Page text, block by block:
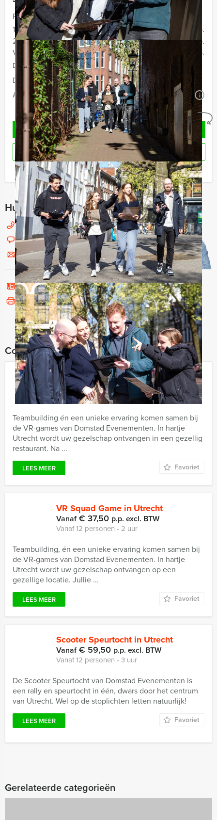
Prijs :
12 - 19 personen
€ 59,50 p.p.
20 - 29 personen
€ 57,50 p.p.
Vanaf 30 personen
€ 54,50 p.p.
De prijzen zijn exclusief BTW
Duur:
4 uur
Aantal:
Minimaal 12 personen i
Geheel vrijblijvend
VRAAG VRIJBLIJVEND OFFERTE AAN
RESERVEREN
Ik heb een vraag over dit uitje
Hulp nodig bij het kiezen?
030 214 50 45
Chat met Jeroen
Stuur ons een mailtje
Bel mij terug
Bekijk printbare versie
Combineer dit uitje met:
Hotel Homicide VR Game in Utrecht
Vanaf€ 37,50 p.p. excl. BTW
Vanaf 12 personen ‐ 2 uur
Teambuilding én een unieke ervaring komen samen bij
de VR-games van Domstad Evenementen. In hartje
Utrecht wordt uw gezelschap ontvangen in een gezellig
restaurant. Na ...
LEES MEER Favoriet
VR Squad Game in Utrecht
Vanaf€ 37,50 p.p. excl. BTW
Vanaf 12 personen ‐ 2 uur
Teambuilding, én een unieke ervaring komen samen bij
de VR-games van Domstad Evenementen. In hartje
Utrecht wordt uw gezelschap ontvangen op een
gezellige locatie. Jullie ...
LEES MEER Favoriet
Scooter Speurtocht in Utrecht
Vanaf€ 59,50 p.p. excl. BTW
Vanaf 12 personen ‐ 3 uur
De Scooter Speurtocht van Domstad Evenementen is
een rally en speurtocht in één, dwars door het centrum
van Utrecht. Wel op de stoplichten letten natuurlijk!
LEES MEER Favoriet
Gerelateerde categorieën